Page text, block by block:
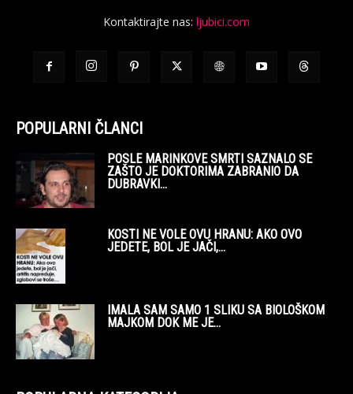
Kontaktirajte nas: ljubici.com
POPULARNI ČLANCI
POSLE MARINKOVE SMRTI SAZNALO SE
ZAŠTO JE DOKTORIMA ZABRANIO DA
DUBRAVKI...
KOSTI NE VOLE OVU HRANU: AKO OVO
JEDETE, BOL JE JAČI,...
IMALA SAM SAMO 1 SLIKU SA BIOLOŠKOM
MAJKOM DOK ME JE...